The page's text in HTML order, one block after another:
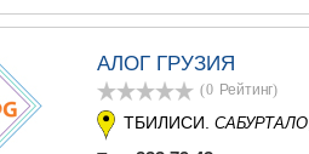
АЛОГ ГРУЗИЯ
(0 Рейтинг)
ТБИЛИСИ. САБУРТАЛО